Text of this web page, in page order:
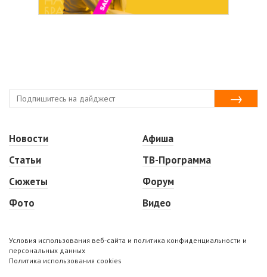
Новости
Статьи
Сюжеты
Фото
Афиша
ТВ-Программа
Форум
Видео
Условия использования веб-сайта и политика конфиденциальности и
персональных данных
Политика использования cookies